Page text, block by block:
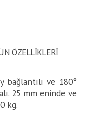
ÖZELLİKLERİ
bağlantılı ve 180°
25 mm eninde ve
kg.